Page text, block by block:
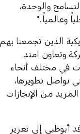
والوحدة،
وعالمياً."
الذين تجمعنا بهم
وتعاون امتد
في مختلف أنحاء
نواصل تطويرها،
من الإنجازات
أبوظبي إلى تعزيز